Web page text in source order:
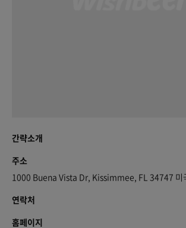
간략소개
주소
1000 Buena Vista Dr, Kissimmee, FL 34747 미
연락처
홈페이지